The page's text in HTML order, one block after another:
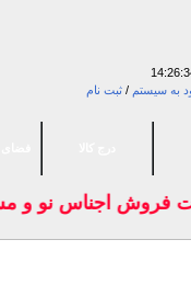
به سیستم / ثبت نام
فروش اجناس نو و